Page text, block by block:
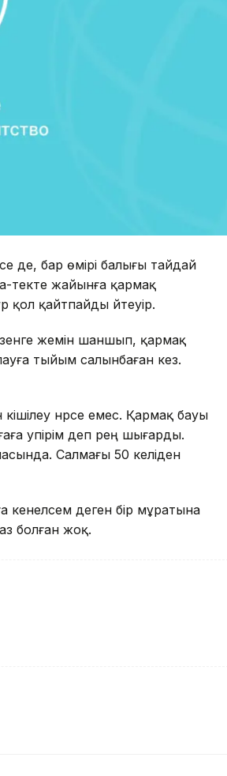
де, бар өмірі балығы тайдай
текте жайынға қармақ
қол қайтпайды әйтеуір.
жемін шаншып, қармақ
тыйым салынбаған кез.
нәрсе емес. Қармақ бауы
әупірім деп әрең шығарды.
Салмағы 50 келіден
кенелсем деген бір мұратына
болған жоқ.